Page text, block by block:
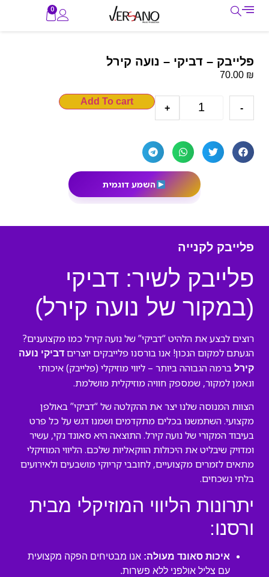
0
פלייבק – דביקי – נועה קירל
70.00 ₪
-
+
Add To cart
השמע דוגמית
פלייבק לקנייה
פלייבק לשיר: דביקי
(במקור של נועה קירל)
רוצים לבצע את הלהיט “דביקי” של נועה קירל כמו מקצוענים?
הגעתם למקום הנכון! אנו בורסנו פלייבקים יוצרים דביקי נועה
קירל ברמה הגבוהה ביותר – ליווי מוזיקלי (פלייבק) איכותי
ונאמן למקור, שמספק חוויה מוזיקלית מושלמת.
הצוות המנוסה שלנו יצר את ההקלטה של “דביקי” באולפן
מקצועי. השתמשנו בכלים מתקדמים ושמנו דגש על כל פרט
בעיבוד המקורי של נועה קירל. התוצאה היא סאונד נקי, עשיר
ומדויק שיבליט את היכולות הווקאליות שלכם. הליווי המוזיקלי
מתאים לזמרים מקצועיים, לחובבי קריוקי מושבעים ולאירועים
בלתי נשכחים.
יתרונות הליווי המוזיקלי מבית
ורסנו:
איכות סאונד מעולה: אנו מבטיחים הפקה מקצועית
עם צליל אולפני ללא פשרות.